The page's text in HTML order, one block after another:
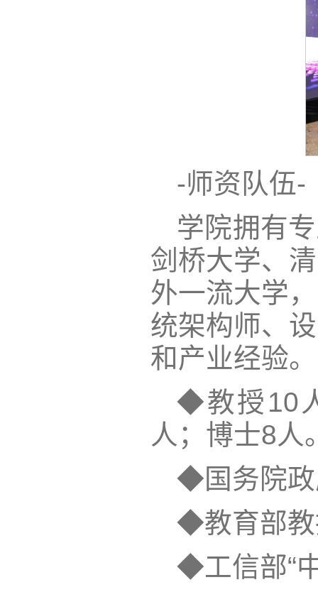
-师资队伍-
学院拥有
剑桥大学、
外一流大学
统架构师、
和产业经验。
◆教授10
人；博士8人
◆国务院政
◆教育部教
◆工信部“